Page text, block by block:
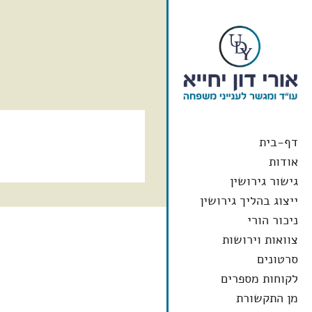
עו"ד אורי דון
עו"ד ומגשר לענייני משפחהמפת
האתר
הצהרת
נגישות
קשר
לדלג
לתוכן
דף-בית
אודות
גישור גירושין
ייצוג בהליך גירושין
ניכור הורי
צוואות וירושות
סרטונים
לקוחות מספרים
מן התקשורת